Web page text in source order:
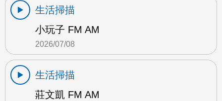
生活掃描
小玩子 FM AM
2026/07/08
生活掃描
莊文凱 FM AM